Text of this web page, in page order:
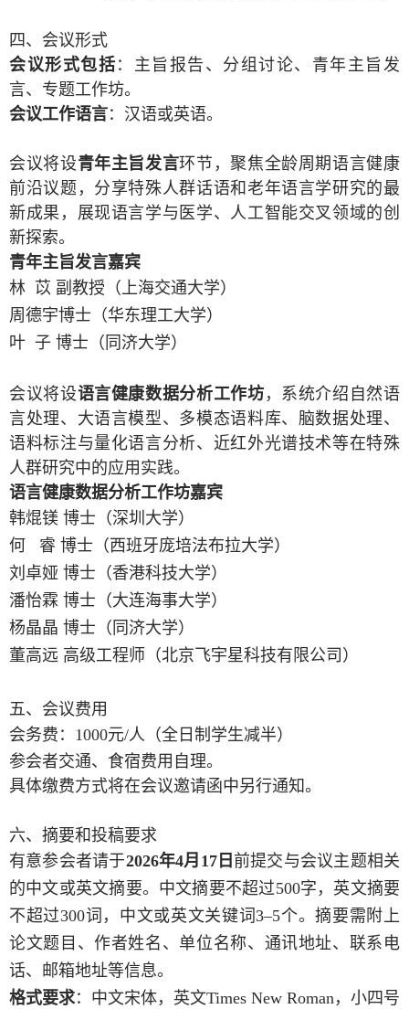
四、 会议形式
会议形式包括 ：主旨报告、分组讨论、青年主旨发
言、专题工作坊。
会议工作语言：汉语或英语。
会议将设青年主旨发言环节，聚焦全龄周期语言健康
前沿议题，分享特殊人群话语和老年语言学研究的最
新成果，展现语言学与医学、人工智能交叉领域的创
新探索。
青年主旨发言嘉宾
林 苡 副教授（上海交通大学）
周德宇博士（华东理工大学）
叶 子 博士（同济大学）
会议将设语言健康数据分析工作坊 ，系统介绍自然语
言处理、大语言模型、多模态语料库、脑数据处理、
语料标注与量化语言分析、近红外光谱技术等在特殊
人群研究中的应用实践。
语言健康数据分析工作坊嘉宾
韩焜镁 博士（深圳大学）
何 睿 博士（西班牙庞培法布拉大学）
刘卓娅 博士（香港科技大学）
潘怡霖 博士（大连海事大学）
杨晶晶 博士（同济大学）
董高远 高级工程师（北京飞宇星科技有限公司）
五、 会议费用
会务费： 1000元/人（全日制学生减半）
参会者交通、食宿费用自理。
具体缴费方式将在会议邀请函中另行通知。
六、 摘要和投稿要求
有意参会者请于2026年4月17日 前提交与会议主题相关
的中文或英文摘要。中文摘要不超过500字，英文摘要
不超过300词，中文或英文关键词3–5个。摘要需附上
论文题目、作者姓名、单位名称、通讯地址、联系电
话、邮箱地址等信息。
格式要求：中文宋体，英文Times New Roman，小四号